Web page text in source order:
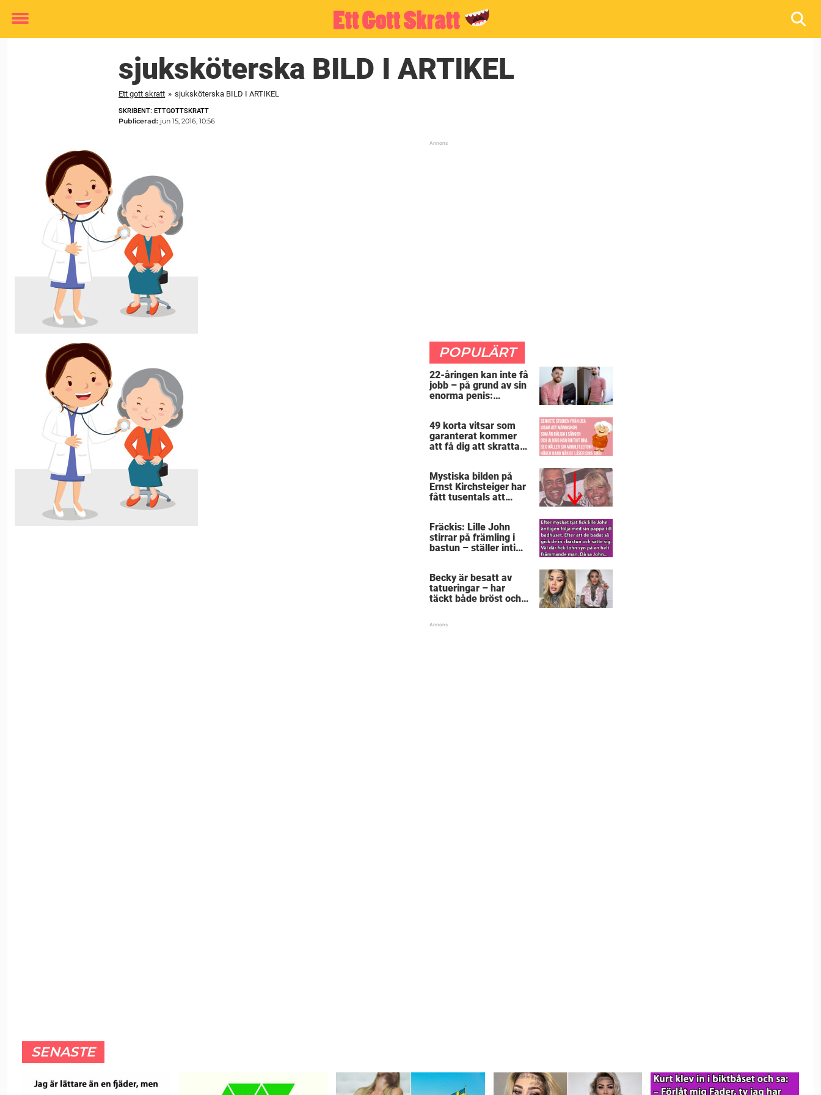
Toggle
sjuksköterska BILD I ARTIKEL
Ett gott skratt » sjuksköterska BILD I ARTIKEL
SKRIBENT: ETTGOTTSKRATT
Publicerad: jun 15, 2016, 10:56
POPULÄRT
22-åringen kan inte få
jobb – på grund av sin
enorma penis:
49 korta vitsar som
garanterat kommer
att få dig att skratta
Mystiska bilden på
Ernst Kirchsteiger har
fått tusentals att
Fräckis: Lille John
stirrar på främling i
bastun – ställer intim
Becky är besatt av
tatueringar – har
täckt både bröst och
SENASTE